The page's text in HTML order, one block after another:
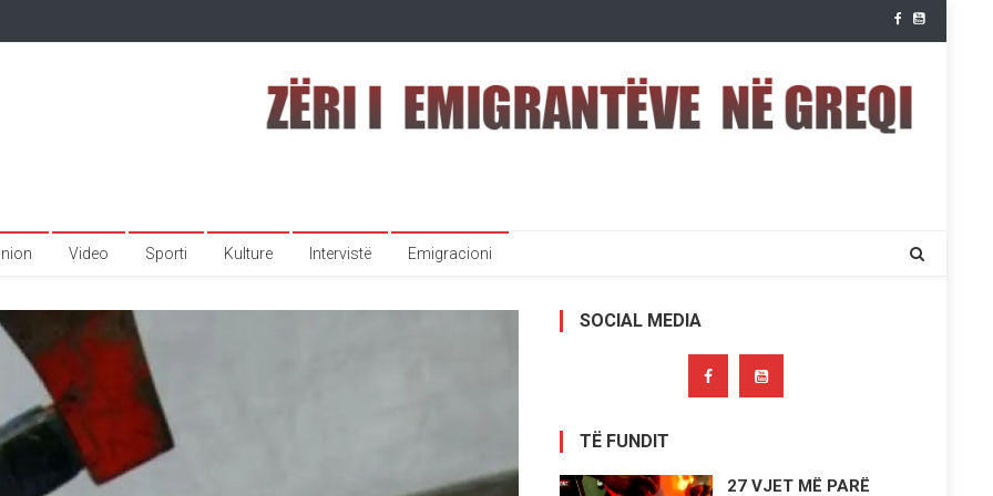
Video Sporti Kulture Intervistë Emigracioni
SOCIAL MEDIA
TË FUNDIT
27 VJET MË PARË